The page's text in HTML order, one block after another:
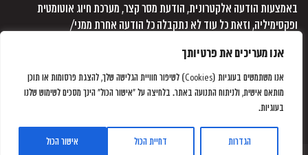
אנו מעריכים את פרטיותך
אנו משתמשים בעוגיות (Cookies) לשיפור חוויית הגלישה שלך, להצגת פרסומות או תוכן
מותאם אישית, ולניתוח התנועה באתר. בלחיצה על "אישור הכול" הינך מסכים לשימוש שלנו
בעוגיות.
הגדרות דחיית הכול אישור הכול
באמצעות הודעה אלקטרונית, הודעת מסר קצר, מערכת חיוג אוטומטית
ופקסימיליה, וזאת כל עוד לא נתקבלה כל הודעה אחרת ממני/